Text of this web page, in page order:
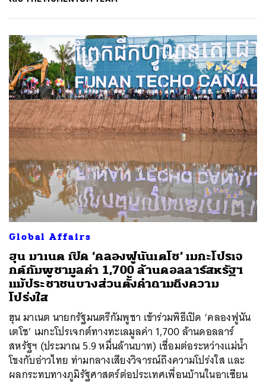
Global Affairs
ฮุน มาเนต เปิด ‘คลองฟูนันเตโช’ เมกะโปรเจ
กต์กัมพูชามูลค่า 1,700 ล้านดอลลาร์สหรัฐฯ
แม้ประชาชนบางส่วนตั้งคำถามถึงความ
โปร่งใส
ฮุน มาเนต นายกรัฐมนตรีกัมพูชา เข้าร่วมพิธีเปิด ‘คลองฟูนัน
เตโช’ เมกะโปรเจกต์ทางทะเลมูลค่า 1,700 ล้านดอลลาร์
สหรัฐฯ​ (ประมาณ 5.9 หมื่นล้านบาท) เชื่อมต่อระหว่างแม่น้ำ
โขงกับอ่าวไทย ท่ามกลางเสียงวิจารณ์ถึงความโปร่งใส และ
ผลกระทบทางภูมิรัฐศาสตร์ต่อประเทศเพื่อนบ้านในอาเซียน